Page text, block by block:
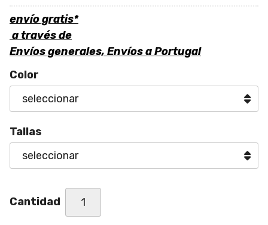
envío gratis*
a través de
Envíos generales, Envíos a Portugal
Color
Tallas
Cantidad